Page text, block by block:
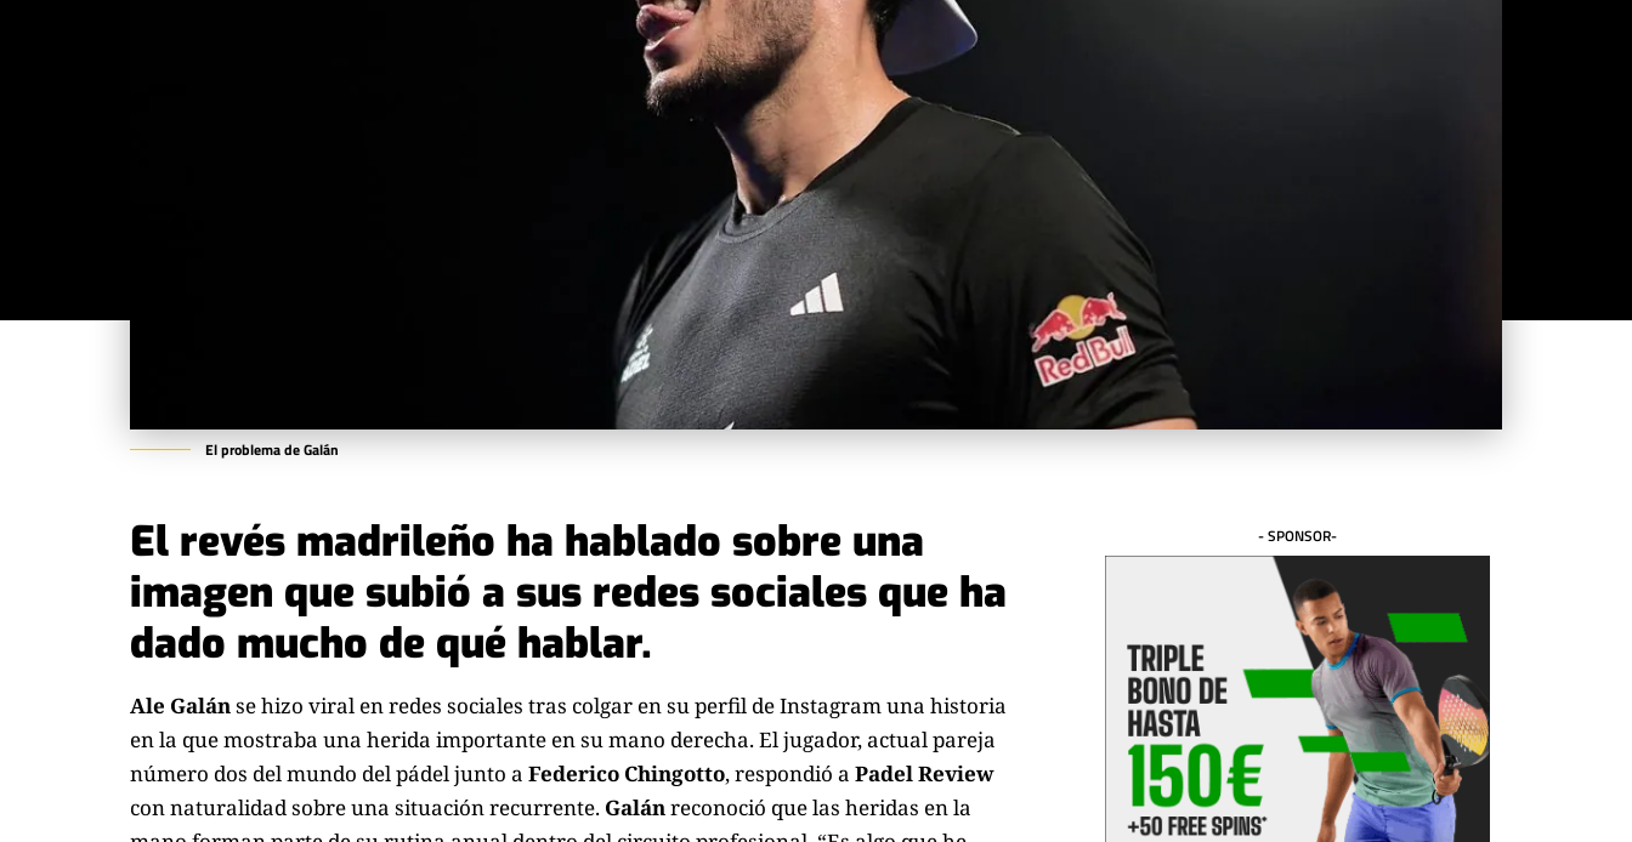
El problema de Galán
El revés madrileño ha hablado sobre una
imagen que subió a sus redes sociales que ha
dado mucho de qué hablar.
Ale Galán se hizo viral en redes sociales tras colgar en su perfil de Instagram una historia
en la que mostraba una herida importante en su mano derecha. El jugador, actual pareja
número dos del mundo del pádel junto a Federico Chingotto, respondió a Padel Review
con naturalidad sobre una situación recurrente. Galán reconoció que las heridas en la
- SPONSOR-